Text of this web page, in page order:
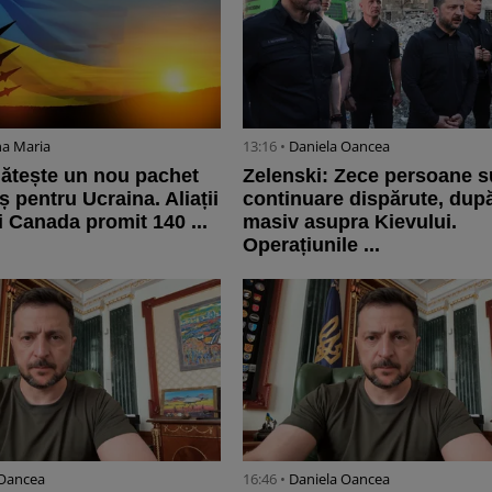
Maria
un nou pachet
pentru Ucraina. Aliații
Canada promit 140 ...
13:16 • Daniela Oancea
Zelenski: Zece persoane
continuare dispărute,
masiv asupra Kievului.
Operațiunile ...
16:46 • Daniela Oancea